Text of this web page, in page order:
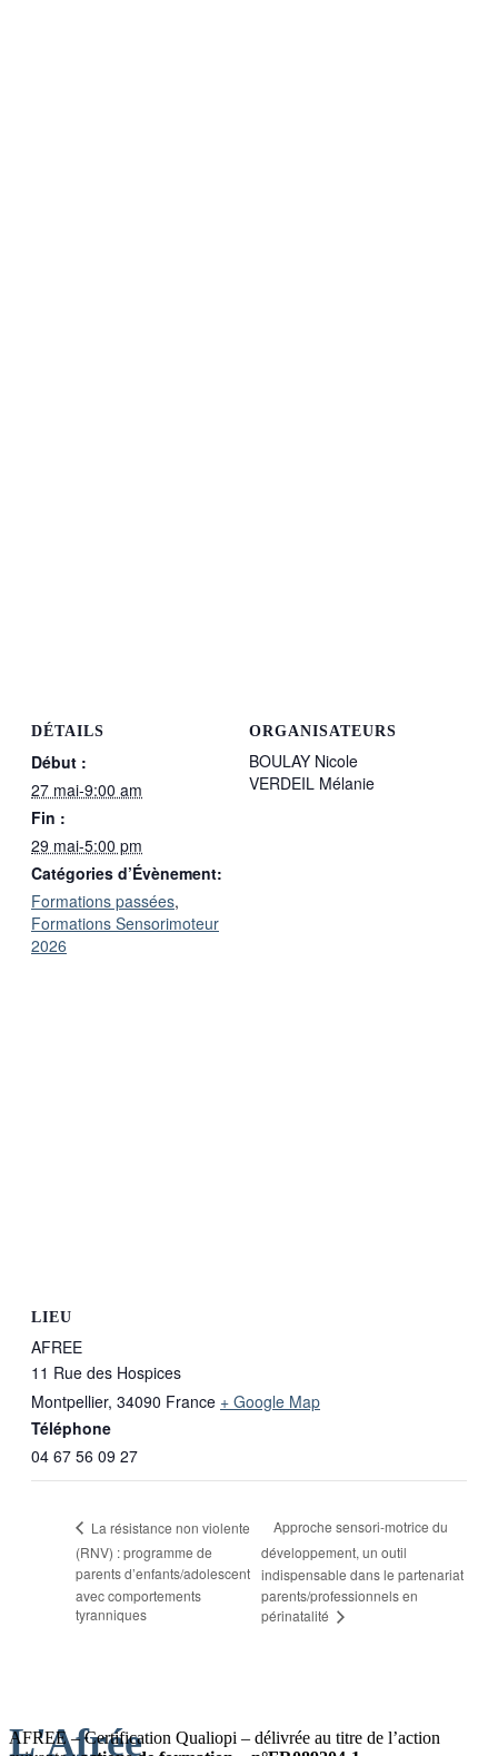
DÉTAILS
Début :
27 mai-9:00 am
Fin :
29 mai-5:00 pm
Catégories d’Évènement:
Formations passées,
Formations Sensorimoteur
2026
ORGANISATEURS
BOULAY Nicole
VERDEIL Mélanie
LIEU
AFREE
11 Rue des Hospices
Montpellier, 34090 France + Google Map
Téléphone
04 67 56 09 27
La résistance non violente
(RNV) : programme de
parents d’enfants/adolescent
avec comportements
tyranniques
Approche sensori-motrice du
développement, un outil
indispensable dans le partenariat
parents/professionnels en
périnatalité
L'Afrée
AFREE – Certification Qualiopi – délivrée au titre de l’action